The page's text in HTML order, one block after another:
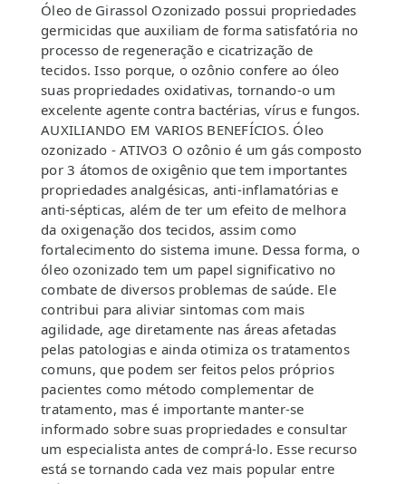
Óleo de Girassol Ozonizado possui propriedades
germicidas que auxiliam de forma satisfatória no
processo de regeneração e cicatrização de
tecidos. Isso porque, o ozônio confere ao óleo
suas propriedades oxidativas, tornando-o um
excelente agente contra bactérias, vírus e fungos.
AUXILIANDO EM VARIOS BENEFÍCIOS. Óleo
ozonizado - ATIVO3 O ozônio é um gás composto
por 3 átomos de oxigênio que tem importantes
propriedades analgésicas, anti-inflamatórias e
anti-sépticas, além de ter um efeito de melhora
da oxigenação dos tecidos, assim como
fortalecimento do sistema imune. Dessa forma, o
óleo ozonizado tem um papel significativo no
combate de diversos problemas de saúde. Ele
contribui para aliviar sintomas com mais
agilidade, age diretamente nas áreas afetadas
pelas patologias e ainda otimiza os tratamentos
comuns, que podem ser feitos pelos próprios
pacientes como método complementar de
tratamento, mas é importante manter-se
informado sobre suas propriedades e consultar
um especialista antes de comprá-lo. Esse recurso
está se tornando cada vez mais popular entre